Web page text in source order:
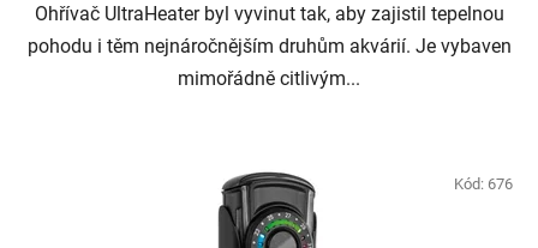
Ohřívač UltraHeater byl vyvinut tak, aby zajistil tepelnou
pohodu i těm nejnáročnějším druhům akvárií. Je vybaven
mimořádně citlivým...
Kód: 676